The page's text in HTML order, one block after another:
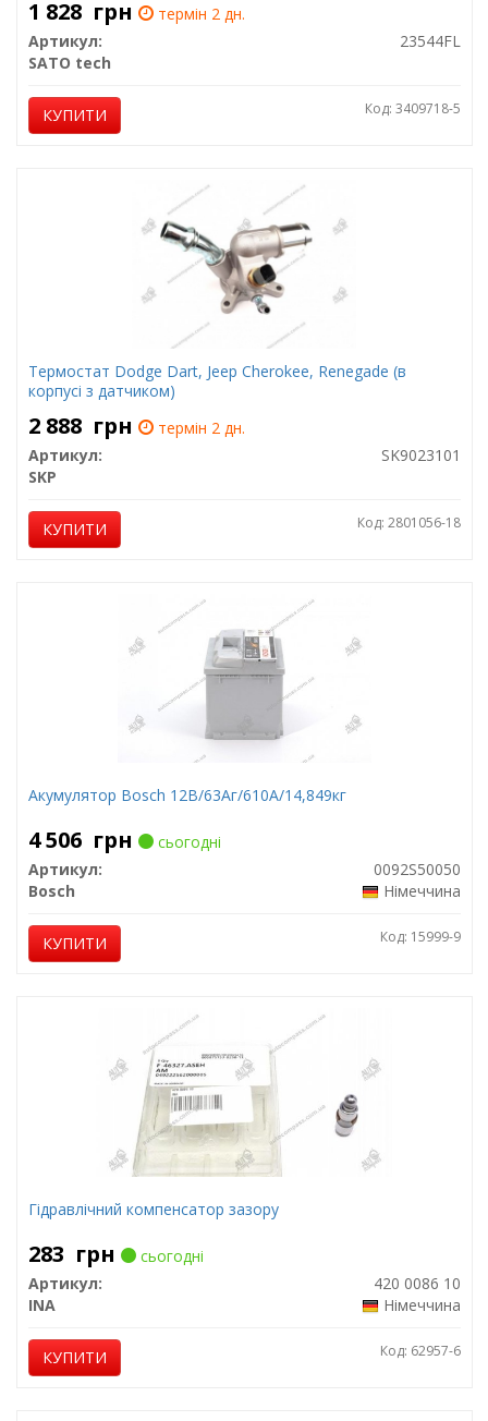
1 828 грн
термін 2 дн.
Артикул:
23544FL
SATO tech
КУПИТИ Код: 3409718-5
Термостат Dodge Dart, Jeep Cherokee, Renegade (в
корпусі з датчиком)
2 888 грн
термін 2 дн.
Артикул:
SK9023101
SKP
КУПИТИ Код: 2801056-18
Акумулятор Bosch 12В/63Аг/610А/14,849кг
4 506 грн
сьогодні
Артикул:
0092S50050
Bosch
Німеччина
КУПИТИ Код: 15999-9
Гідравлічний компенсатор зазору
283 грн
сьогодні
Артикул:
420 0086 10
INA
Німеччина
КУПИТИ Код: 62957-6